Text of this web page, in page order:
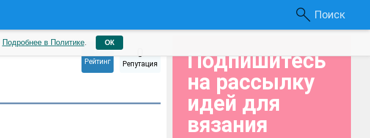
Поиск
0
Рейтинг
0
Репутация
Подпишитесь
на рассылку
идей для
вязания
Подробнее в Политике. ОК